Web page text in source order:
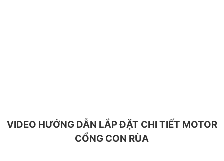
VIDEO HƯỚNG DẪN LẮP ĐẶT CHI TIẾT MOTOR
CỔNG CON RÙA